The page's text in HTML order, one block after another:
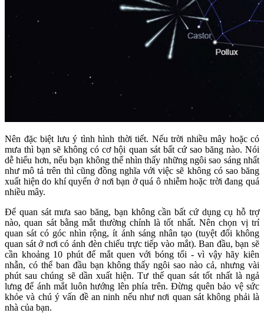
Nên đặc biệt lưu ý tình hình thời tiết. Nếu trời nhiều mây hoặc có
mưa thì bạn sẽ không có cơ hội quan sát bất cứ sao băng nào. Nói
dễ hiểu hơn, nếu bạn không thể nhìn thấy những ngôi sao sáng nhất
như mô tả trên thì cũng đồng nghĩa với việc sẽ không có sao băng
xuất hiện do khí quyển ở nơi bạn ở quá ô nhiễm hoặc trời đang quá
nhiều mây.
Để quan sát mưa sao băng, bạn không cần bất cứ dụng cụ hỗ trợ
nào, quan sát bằng mắt thường chính là tốt nhất. Nên chọn vị trí
quan sát có góc nhìn rộng, ít ánh sáng nhân tạo (tuyệt đối không
quan sát ở nơi có ánh đèn chiếu trực tiếp vào mắt). Ban đầu, bạn sẽ
cần khoảng 10 phút để mắt quen với bóng tối - vì vậy hãy kiên
nhẫn, có thể ban đầu bạn không thấy ngôi sao nào cả, nhưng vài
phút sau chúng sẽ dần xuất hiện. Tư thế quan sát tốt nhất là ngả
lưng để ánh mắt luôn hướng lên phía trên. Đừng quên bảo vệ sức
khỏe và chú ý vấn đề an ninh nếu như nơi quan sát không phải là
nhà của bạn.